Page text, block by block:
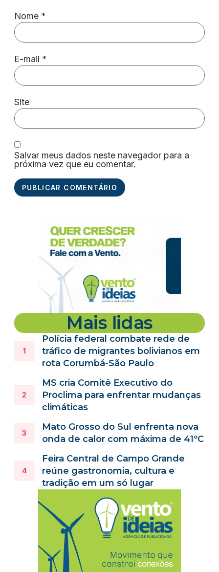
Nome *
E-mail *
Site
Salvar meus dados neste navegador para a
próxima vez que eu comentar.
Mais lidas
Polícia federal combate rede de
tráfico de migrantes bolivianos em
rota Corumbá-São Paulo
MS cria Comitê Executivo do
Proclima para enfrentar mudanças
climáticas
Mato Grosso do Sul enfrenta nova
onda de calor com máxima de 41ºC
Feira Central de Campo Grande
reúne gastronomia, cultura e
tradição em um só lugar